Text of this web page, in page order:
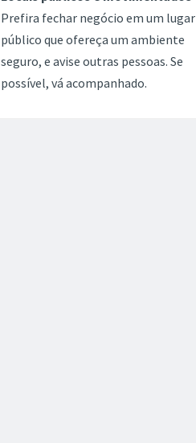
Prefira fechar negócio em um lugar
público que ofereça um ambiente
seguro, e avise outras pessoas. Se
possível, vá acompanhado.